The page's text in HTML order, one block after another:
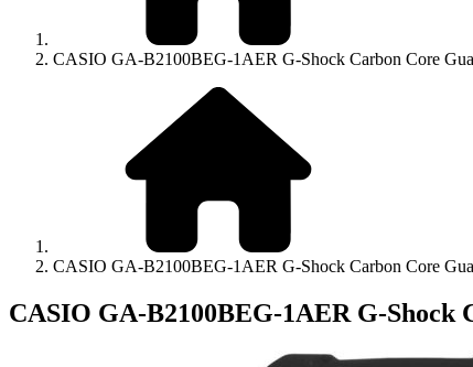
CASIO GA-B2100BEG-1AER G-Shock Carbon Core
CASIO GA-B2100BEG-1AER G-Shock Carbon Core
CASIO GA-B2100BEG-1AER G-Shock